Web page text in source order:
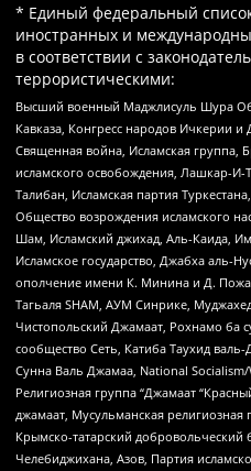
* Единый федеральный
иностранных и
в соответствии с
террористическими:
Высший военный Маджлисуль Шура
Кавказа, Конгресс народов Ичкерии и
Священная война, Исламская группа,
исламского освобождения, Лашкар-И-
Талибан, Исламская партия
Общество возрождения исламского
Шам, Исламский джихад, Аль-Каида,
Исламское государство, Джабха аль-
ополчение имени К. Минина и Д.
Тагьаля SHAM, АУМ Синрике,
Чистопольский Джамаат, Рохнамо ба
сообщество Сеть, Катиба Таухид
Сунна Валь Джамаа, National Socialism/
Религиозная группа “Джамаат
джамаат, Мусульманская
Крымско-татарский
Челебиджихана, Азов, Партия